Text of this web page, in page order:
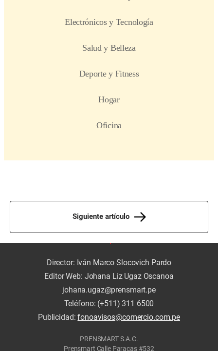
Siguiente artículo
Director: Iván Marco Slocovich Pardo
Editor Web: Johana Liz Ugaz Oscanoa
johana.ugaz@prensmart.pe
Teléfono: (+511) 311 6500
Publicidad:fonoavisos@comercio.com.pe
PRENSMART S.A.C.
Prensmart Calle Paracas #532